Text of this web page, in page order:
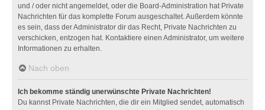
und / oder nicht angemeldet, oder die Board-Administration hat Private
Nachrichten für das komplette Forum ausgeschaltet. Außerdem könnte
es sein, dass der Administrator dir das Recht, Private Nachrichten zu
verschicken, entzogen hat. Kontaktiere einen Administrator, um weitere
Informationen zu erhalten.
Nach oben
Ich bekomme ständig unerwünschte Private Nachrichten!
Du kannst Private Nachrichten, die dir ein Mitglied sendet, automatisch